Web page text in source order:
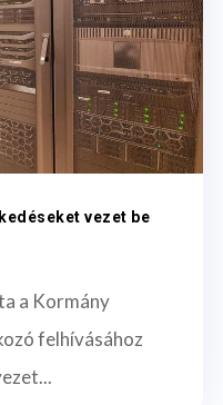
vezet be
a Kormány
felhívásához